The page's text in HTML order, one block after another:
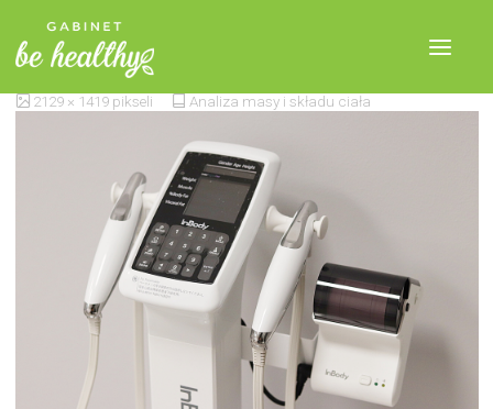
dietetyk w krakowie
2129 × 1419 pikseli Analiza masy i składu ciała